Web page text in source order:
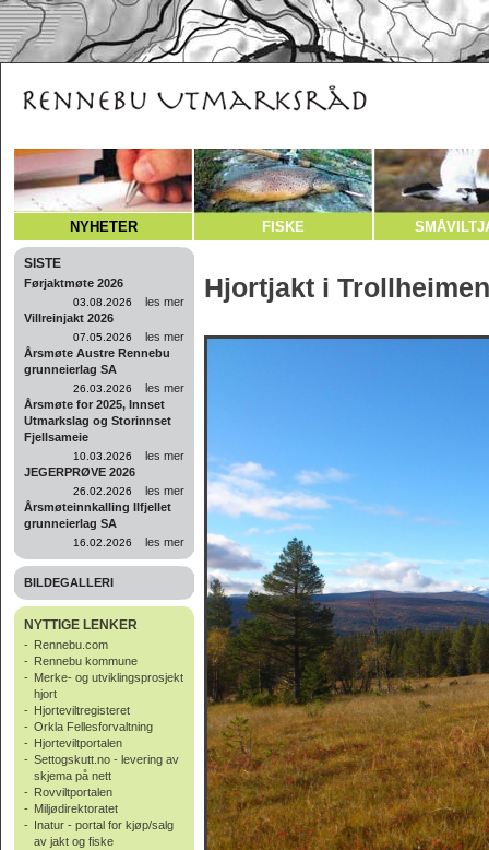
NYHETER FISKE
SISTE
Førjaktmøte 2026
03.08.2026
les mer
Villreinjakt 2026
07.05.2026
les mer
Årsmøte Austre Rennebu
grunneierlag SA
26.03.2026
les mer
Årsmøte for 2025, Innset
Utmarkslag og Storinnset
Fjellsameie
10.03.2026
les mer
JEGERPRØVE 2026
26.02.2026
les mer
Årsmøteinnkalling Ilfjellet
grunneierlag SA
16.02.2026 les mer
BILDEGALLERI
NYTTIGE LENKER
- Rennebu.com
- Rennebu kommune
- Merke- og utviklingsprosjekt
hjort
- Hjorteviltregisteret
- Orkla Fellesforvaltning
- Hjorteviltportalen
- Settogskutt.no - levering av
skjema på nett
- Rovviltportalen
- Miljødirektoratet
- Inatur - portal for kjøp/salg
av jakt og fiske
Hjortjakt i